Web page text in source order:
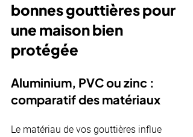
bonnes gouttières pour
une maison bien
protégée
Aluminium, PVC ou zinc :
comparatif des matériaux
Le matériau de vos gouttières influe